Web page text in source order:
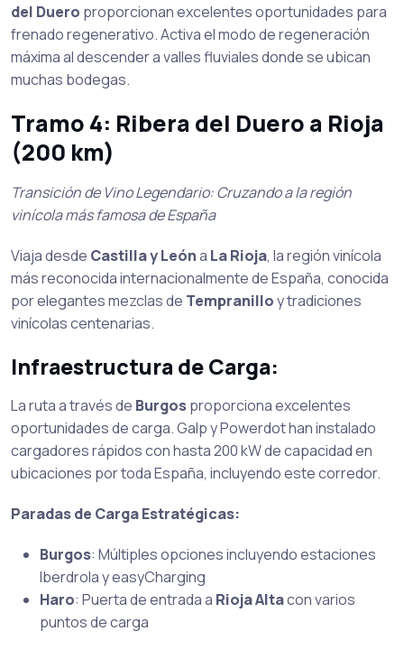
del Duero proporcionan excelentes oportunidades para
frenado regenerativo. Activa el modo de regeneración
máxima al descender a valles fluviales donde se ubican
muchas bodegas.
Tramo 4: Ribera del Duero a Rioja
(200 km)
Transición de Vino Legendario: Cruzando a la región
vinícola más famosa de España
Viaja desde Castilla y Leóna La Rioja, la región vinícola
más reconocida internacionalmente de España, conocida
por elegantes mezclas de Tempranilloy tradiciones
vinícolas centenarias.
Infraestructura de Carga:
La ruta a través de Burgosproporciona excelentes
oportunidades de carga. Galp y Powerdot han instalado
cargadores rápidos con hasta 200 kW de capacidad en
ubicaciones por toda España, incluyendo este corredor.
Paradas de Carga Estratégicas:
Burgos: Múltiples opciones incluyendo estaciones
Iberdrola y easyCharging
Haro: Puerta de entrada a Rioja Altacon varios
puntos de carga